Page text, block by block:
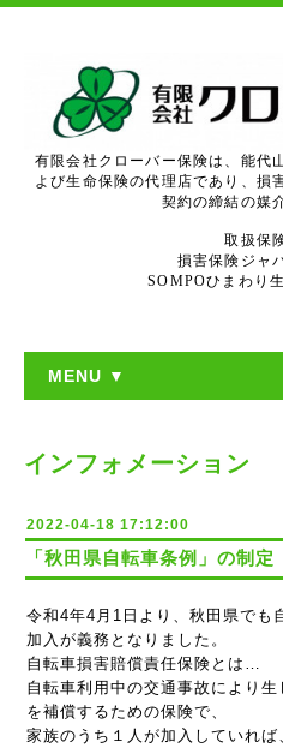
有限会社クローバー保険は、能代
よび生命保険の代理店であり、損
契約の締結の媒
取扱保
損害保険ジャ
SOMPOひまわり
MENU ▼
インフォメーション
2022-04-18 17:12:00
「秋田県自転車条例」の制定
令和4年4月1日より、秋田県でも
加入が義務となりました。
自転車損害賠償責任保険とは…
自転車利用中の交通事故により
を補償するための保険で、
家族のうち１人が加入していれ